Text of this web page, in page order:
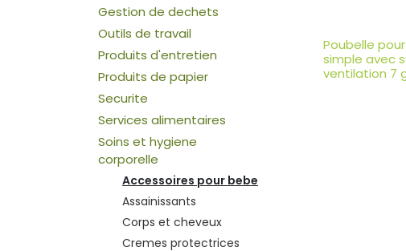
Gestion de dechets
Outils de travail
Produits d'entretien
Produits de papier
Securite
Services alimentaires
Soins et hygiene
corporelle
Accessoires pour bebe
Assainissants
Corps et cheveux
Cremes protectrices
Poubelle
simple avec
ventilation 7